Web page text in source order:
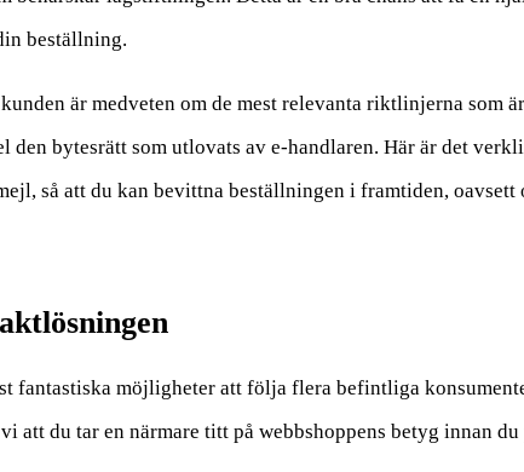
beställning.
är medveten om de mest relevanta riktlinjerna som
den bytesrätt som utlovats av e-handlaren. Här är det
så att du kan bevittna beställningen i framtiden,
fantastiska möjligheter att följa flera befintliga
att du tar en närmare titt på webbshoppens betyg innan